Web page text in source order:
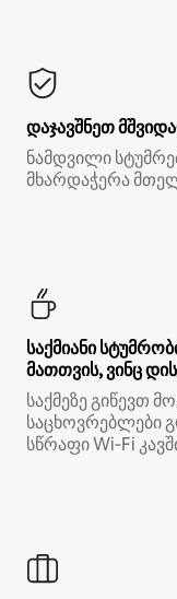
დაჯავშნეთ
ნამდვილი
მხარდაჭერა
საქმიანი
მათთვის, ვინც
საქმეზე გიწევთ
საცხოვრებლები
სწრაფი Wi‑Fi